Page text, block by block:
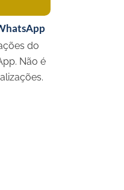
do
Não é